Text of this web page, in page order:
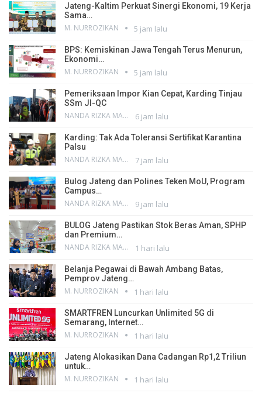
Jateng-Kaltim Perkuat Sinergi Ekonomi, 19 Kerja
Sama…
M. NURROZIKAN 5 jam lalu
BPS: Kemiskinan Jawa Tengah Terus Menurun,
Ekonomi…
M. NURROZIKAN 5 jam lalu
Pemeriksaan Impor Kian Cepat, Karding Tinjau
SSm JI-QC
NANDA RIZKA MAHENDRA 6 jam lalu
Karding: Tak Ada Toleransi Sertifikat Karantina
Palsu
NANDA RIZKA MAHENDRA 7 jam lalu
Bulog Jateng dan Polines Teken MoU, Program
Campus…
NANDA RIZKA MAHENDRA 9 jam lalu
BULOG Jateng Pastikan Stok Beras Aman, SPHP
dan Premium…
NANDA RIZKA MAHENDRA 1 hari lalu
Belanja Pegawai di Bawah Ambang Batas,
Pemprov Jateng…
M. NURROZIKAN 1 hari lalu
SMARTFREN Luncurkan Unlimited 5G di
Semarang, Internet…
M. NURROZIKAN 1 hari lalu
Jateng Alokasikan Dana Cadangan Rp1,2 Triliun
untuk…
M. NURROZIKAN 1 hari lalu